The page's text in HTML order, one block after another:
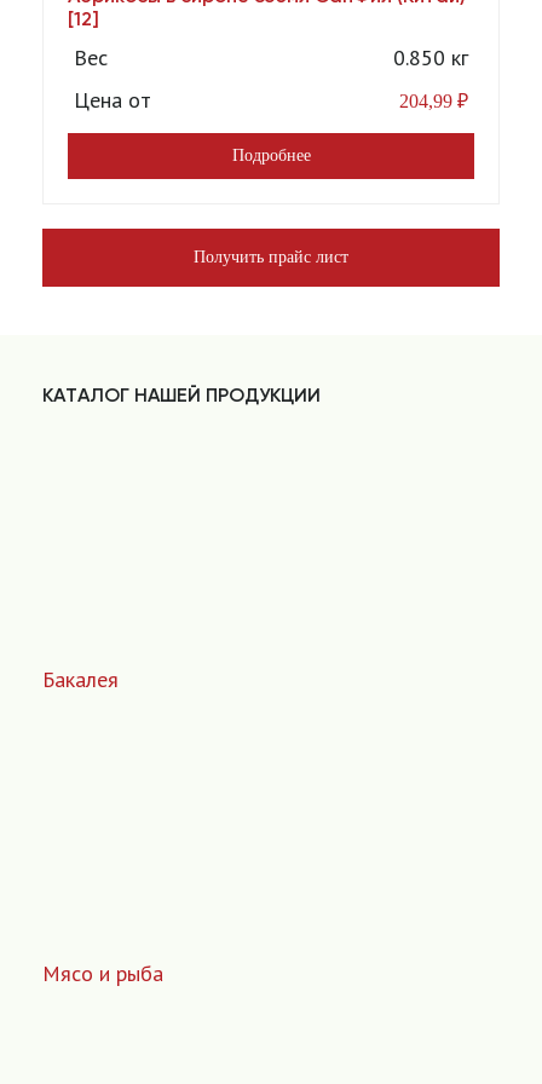
[12]
Вес
0.850 кг
Цена от
204,99 ₽
Подробнее
Получить прайс лист
КАТАЛОГ НАШЕЙ ПРОДУКЦИИ
Бакалея
Мясо и рыба